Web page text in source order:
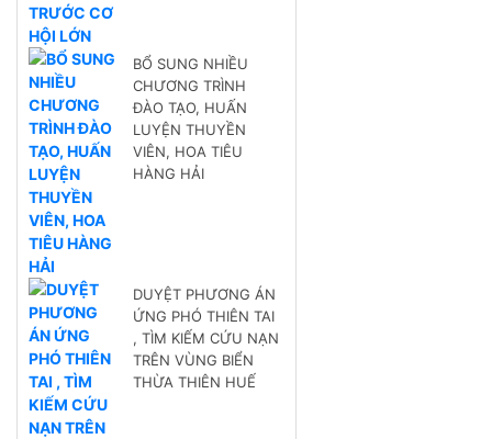
BỔ SUNG NHIỀU
CHƯƠNG TRÌNH
ĐÀO TẠO, HUẤN
LUYỆN THUYỀN
VIÊN, HOA TIÊU
HÀNG HẢI
DUYỆT PHƯƠNG ÁN
ỨNG PHÓ THIÊN TAI
, TÌM KIẾM CỨU NẠN
TRÊN VÙNG BIỂN
THỪA THIÊN HUẾ